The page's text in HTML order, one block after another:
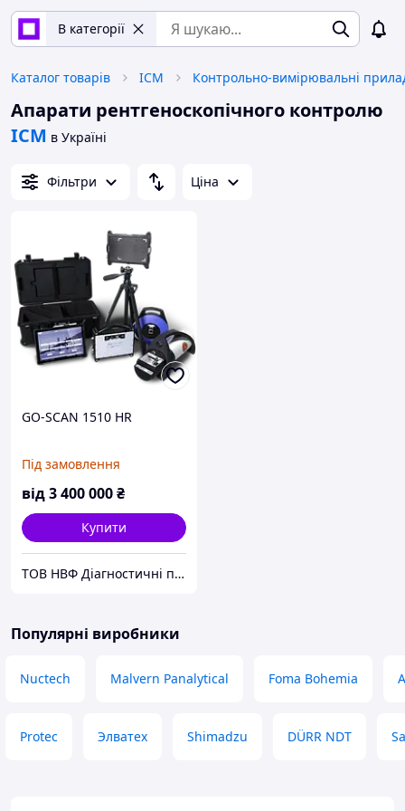
В категорії
Каталог товарів ICM Контрольно-вимірювальні
Апарати рентгеноскопічного контролю
ICM в Україні
Фільтри Ціна
GO-SCAN 1510 HR
Під замовлення
від3 400 000₴
Купити
ТОВ НВФ Діагностичні прилади
Популярні виробники
Nuctech Malvern Panalytical Foma Bohemia
Protec Элватех Shimadzu DÜRR NDT